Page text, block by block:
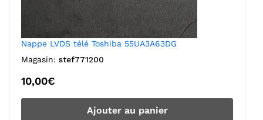
Nappe LVDS télé Toshiba 55UA3A63DG
Magasin: stef771200
10,00€
Ajouter au panier